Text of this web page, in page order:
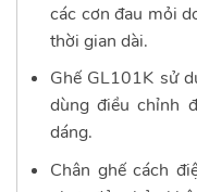
các cơn đau mỏi
thời gian dài.
Ghế GL101K sử
dùng điều chỉnh
dáng.
Chân ghế cách